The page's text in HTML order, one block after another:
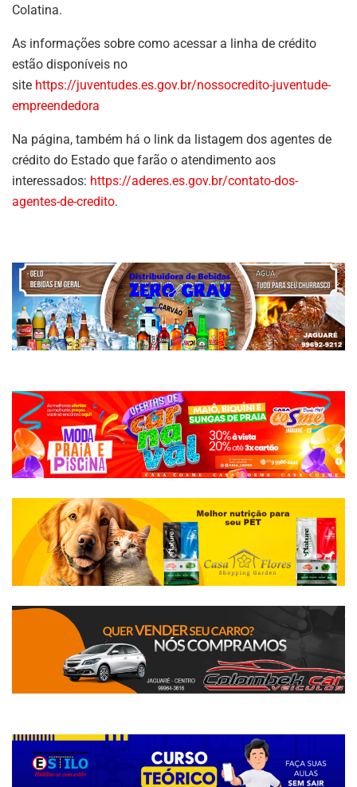
Colatina.
As informações sobre como acessar a linha de crédito
estão disponíveis no
site https://juventudes.es.gov.br/nossocredito-juventude-
empreendedora
Na página, também há o link da listagem dos agentes de
crédito do Estado que farão o atendimento aos
interessados: https://aderes.es.gov.br/contato-dos-
agentes-de-credito.